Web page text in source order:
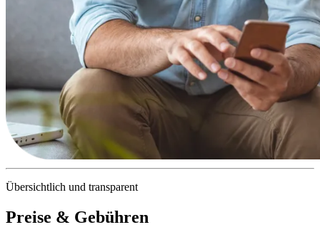
Übersichtlich und transparent
Preise & Gebühren